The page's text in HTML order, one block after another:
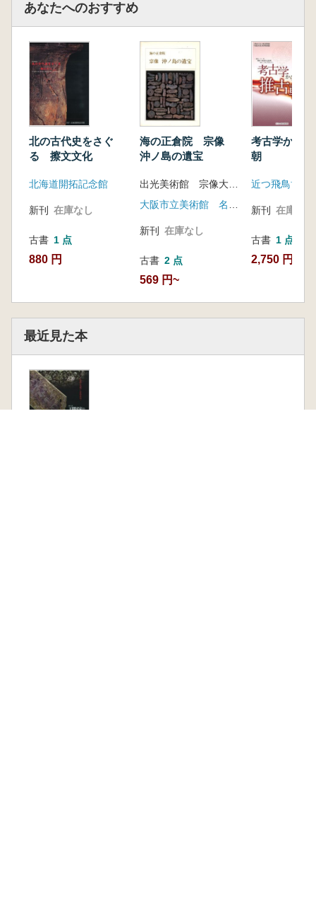
あなたへのおすすめ
北の古代史をさぐ
る 擦文文化
北海道開拓記念館
新刊 在庫なし
古書 1 点
880 円
海の正倉院 宗像
沖ノ島の遺宝
新刊 在庫なし
古書 2 点
569 円~
考古学から
朝
近つ飛鳥博物
新刊 在庫なし
古書 1 点
2,750 円
最近見た本